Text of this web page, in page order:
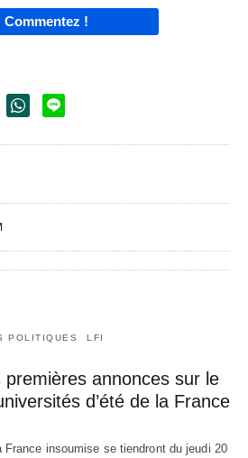
Commentez !
POLITIQUES LFI
annonces sur le
d’été de la France
France insoumise se tiendront du jeudi 20